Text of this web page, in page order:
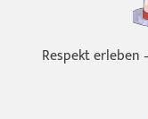
Respekt